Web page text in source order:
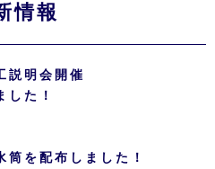
情報
説明会開催
した！
筒を配布しました！